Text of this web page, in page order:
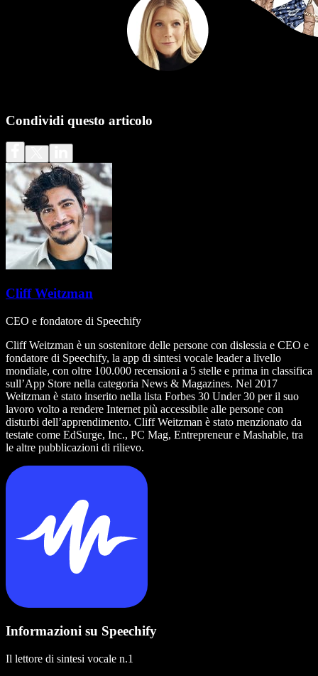
Condividi questo articolo
Cliff Weitzman
CEO e fondatore di Speechify
Cliff Weitzman è un sostenitore delle persone con dislessia e CEO e
fondatore di Speechify, la app di sintesi vocale leader a livello
mondiale, con oltre 100.000 recensioni a 5 stelle e prima in classifica
sull’App Store nella categoria News & Magazines. Nel 2017
Weitzman è stato inserito nella lista Forbes 30 Under 30 per il suo
lavoro volto a rendere Internet più accessibile alle persone con
disturbi dell’apprendimento. Cliff Weitzman è stato menzionato da
testate come EdSurge, Inc., PC Mag, Entrepreneur e Mashable, tra
le altre pubblicazioni di rilievo.
Informazioni su Speechify
Il lettore di sintesi vocale n.1